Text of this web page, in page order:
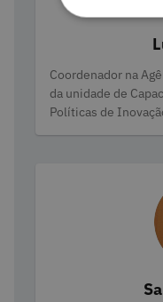
Categories
Coordenador na
da unidade de
Políticas de